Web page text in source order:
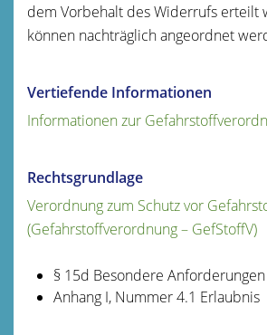
dem Vorbehalt des Widerrufs erteilt
können nachträglich angeordnet
Vertiefende Informationen
Informationen zur
Rechtsgrundlage
Verordnung zum Schutz vor
(Gefahrstoffverordnung – GefStoffV)
§ 15d Besondere
Anhang I, Nummer 4.1 Erlaubnis